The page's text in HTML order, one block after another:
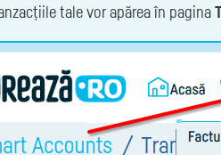
tale vor apărea în pagina